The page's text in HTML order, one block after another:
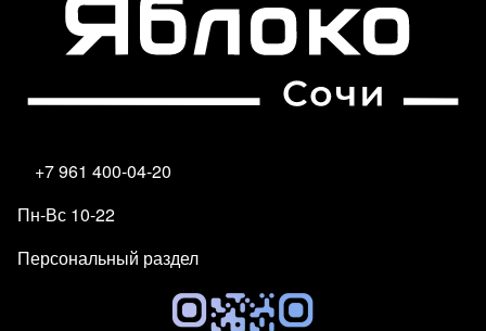
+7 961 400-04-20
Пн-Вс 10-22
Персональный раздел